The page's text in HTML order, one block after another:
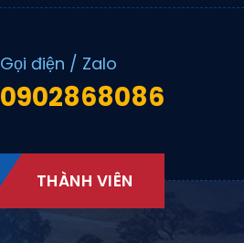
Gọi điện / Zalo
0902868086
THÀNH VIÊN